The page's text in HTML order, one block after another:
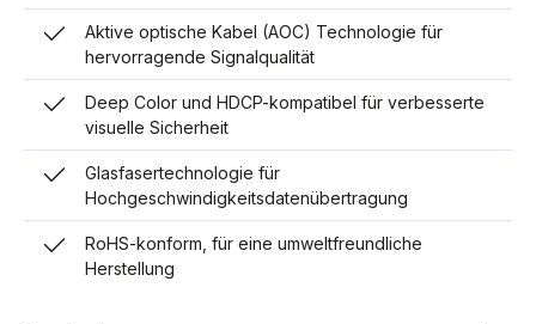
Aktive optische Kabel (AOC) Technologie für
hervorragende Signalqualität
Deep Color und HDCP-kompatibel für verbesserte
visuelle Sicherheit
Glasfasertechnologie für
Hochgeschwindigkeitsdatenübertragung
RoHS-konform, für eine umweltfreundliche
Herstellung